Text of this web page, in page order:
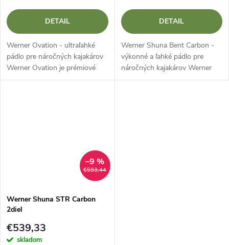
DETAIL
Werner Ovation - ultraľahké
pádlo pre náročných kajakárov
Werner Ovation je prémiové
pádlo určené na pádlovanie pod
DETAIL
Werner Shuna Bent Carbon -
výkonné a ľahké pádlo pre
náročných kajakárov Werner
Shuna Bent Carbon je prémiové
€593,44
–9 %
Werner Shuna STR Carbon
2diel
€539,33
skladom